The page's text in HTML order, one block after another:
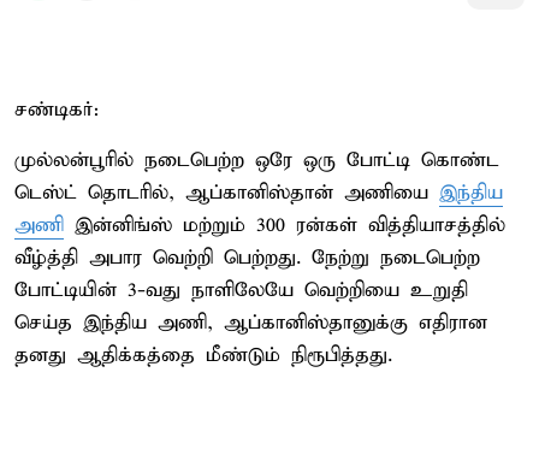
சண்டிகர்:
முல்லன்பூரில் நடைபெற்ற ஒரே ஒரு போட்டி கொண்ட
டெஸ்ட் தொடரில், ஆப்கானிஸ்தான் அணியை இந்திய
அணி இன்னிங்ஸ் மற்றும் 300 ரன்கள் வித்தியாசத்தில்
வீழ்த்தி அபார வெற்றி பெற்றது. நேற்று நடைபெற்ற
போட்டியின் 3-வது நாளிலேயே வெற்றியை உறுதி
செய்த இந்திய அணி, ஆப்கானிஸ்தானுக்கு எதிரான
தனது ஆதிக்கத்தை மீண்டும் நிரூபித்தது.